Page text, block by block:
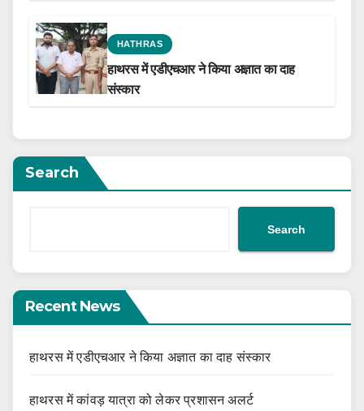
HATHRAS
हाथरस में एडीएचआर ने किया अज्ञात का दाह
संस्कार
Search
Search
Recent News
हाथरस में एडीएचआर ने किया अज्ञात का दाह संस्कार
हाथरस में कांवड़ यात्रा को लेकर प्रशासन अलर्ट